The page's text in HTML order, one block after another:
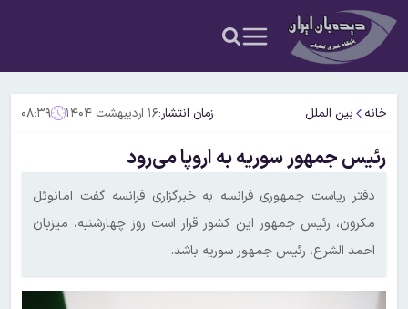
خانه بین الملل زمان انتشار:۱۶ اردیبهشت ۱۴۰۴ ۰۸:۳۹
رئیس جمهور سوریه به اروپا می‌رود
دفتر ریاست جمهوری فرانسه به خبرگزاری فرانسه گفت امانوئل
مکرون، رئیس جمهور این کشور قرار است روز چهارشنبه، میزبان
احمد الشرع، رئیس جمهور سوریه باشد.